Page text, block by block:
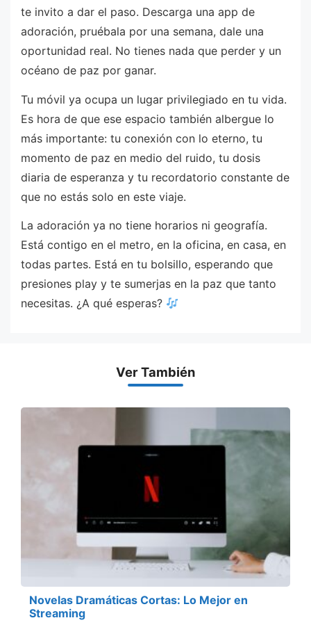
te invito a dar el paso. Descarga una app de
adoración, pruébala por una semana, dale una
oportunidad real. No tienes nada que perder y un
océano de paz por ganar.
Tu móvil ya ocupa un lugar privilegiado en tu vida.
Es hora de que ese espacio también albergue lo
más importante: tu conexión con lo eterno, tu
momento de paz en medio del ruido, tu dosis
diaria de esperanza y tu recordatorio constante de
que no estás solo en este viaje.
La adoración ya no tiene horarios ni geografía.
Está contigo en el metro, en la oficina, en casa, en
todas partes. Está en tu bolsillo, esperando que
presiones play y te sumerjas en la paz que tanto
necesitas. ¿A qué esperas?
Ver También
Novelas Dramáticas Cortas: Lo Mejor en
Streaming